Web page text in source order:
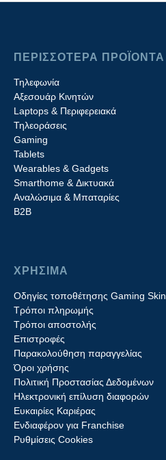
ΠΕΡΙΣΣΟΤΕΡΑ ΠΡΟΪΟΝΤΑ
Τηλεφωνία
Αξεσουάρ Κινητών
Laptops & Περιφερειακά
Τηλεοράσεις
Gaming
Tablets
Wearables & Gadgets
Smarthome & Δικτυακά
Aναλώσιμα & Μπαταρίες
Β2B
ΧΡΗΣΙΜΑ
Οδηγίες τοποθέτησης Gaming Skin
Τρόποι πληρωμής
Τρόποι αποστολής
Επιστροφές
Παρακολούθηση παραγγελίας
Όροι χρήσης
Πολιτική Προστασίας Δεδομένων
Ηλεκτρονική επίλυση διαφορών
Ευκαιρίες Καριέρας
Ενδιαφέρον για Franchise
Ρυθμίσεις Cookies